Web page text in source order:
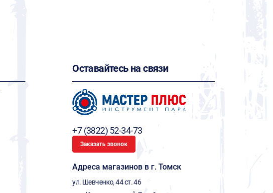
Оставайтесь на связи
+7 (3822) 52-34-73
Заказать звонок
Адреса магазинов в г. Томск
ул. Шевченко, 44 ст. 46